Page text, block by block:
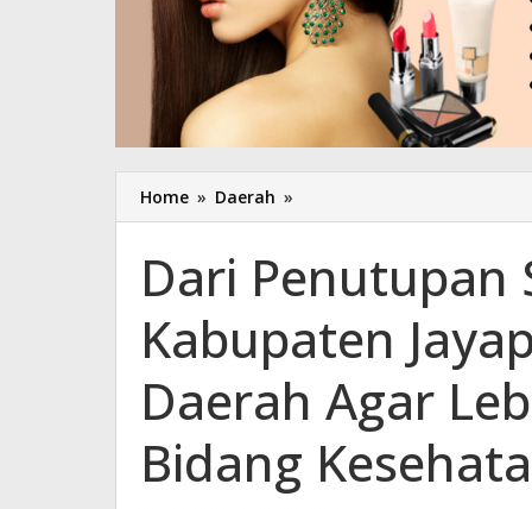
Home » Daerah »
Penutupan
DPRD
Kabupaten
Jayapura
:
Daerah
Agar
Lebih
Memfokuskan
Bidang
Dari Penutupan
Kabupaten
Daerah Agar
Bidang